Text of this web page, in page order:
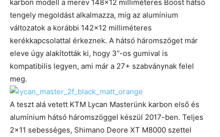
karbon modell a merev 148×12 milliméteres Boost hátsó
tengely megoldást alkalmazza, míg az alumínium
változatok a korábbi 142×12 milliméteres
kerékkapcsolattal érkeznek. A hátsó háromszöget már
eleve úgy alakították ki, hogy 3”-os gumival is
kompatibilis legyen, ami már a 27+ szabványnak felel
meg.
A teszt alá vetett KTM Lycan Masterünk karbon első és
alumínium hátsó háromszöggel készül 2017-ben. Teljes
2×11 sebességes, Shimano Deore XT M8000 szettel